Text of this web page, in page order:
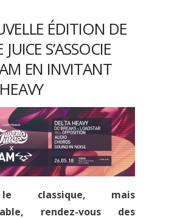
ÉDITION DE
S’ASSOCIE
EN INVITANT
classique, mais
rendez-vous des